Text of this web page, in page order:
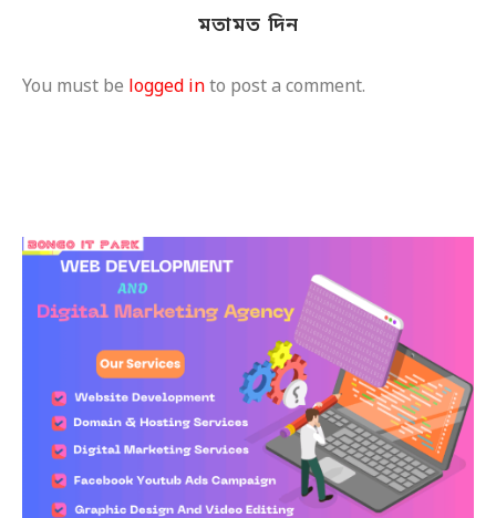
মতামত দিন
You must be logged into post a comment.